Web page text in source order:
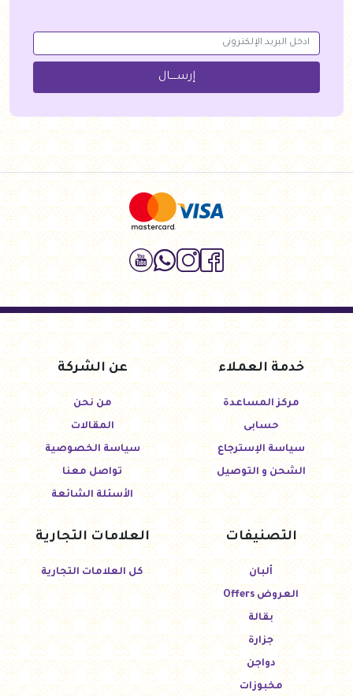
إرســــال
خدمة العملاء
مركز المساعدة
حسابى
سياسة الإسترجاع
الشحن و التوصيل
عن الشركة
من نحن
المقالات
سياسة الخصوصية
تواصل معنا
الأسئلة الشائعة
التصنيفات
ألبان
العروض Offers
بقالة
جزارة
دواجن
مخبوزات
العلامات التجارية
كل العلامات التجارية